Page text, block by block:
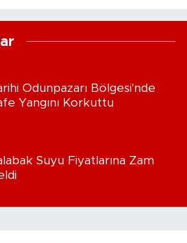
Odunpazarı Bölgesi'nde
Yangını Korkuttu
Suyu Fiyatlarına Zam